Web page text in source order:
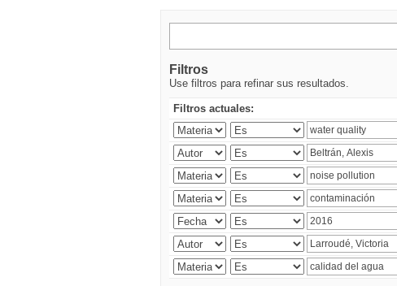
Filtros
Use filtros para refinar sus resultados.
Filtros actuales: